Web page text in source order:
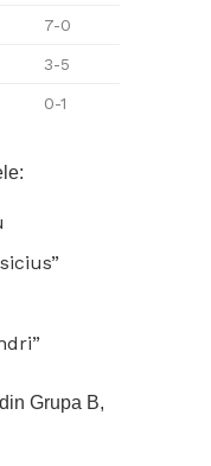
7-0
3-5
0-1
Grupa B,